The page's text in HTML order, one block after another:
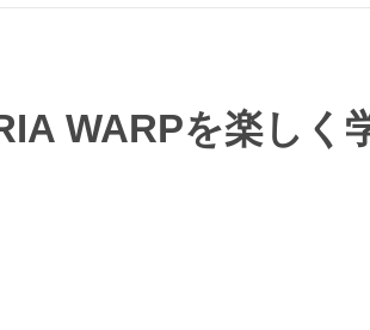
WARPを楽しく